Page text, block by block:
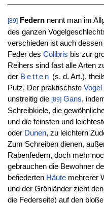
[89] Federnnennt man im
des ganzen
verschieden ist auch
Feder des Colibris bis zur
Reihers sind fast alle Arten
der Betten (s. d. Art.),
Putz. Der praktischste Vogel
unstreitig die [89] Gans,
Schreibkiele, die
und die feinsten und
oder Dunen, zu leichtern
Zum Schreiben dienen,
Rabenfedern, doch mehr
gebrauchen die Bewohner
befiederten Häutemehrerer
und der Grönländer zieht
die Federseite) auf den